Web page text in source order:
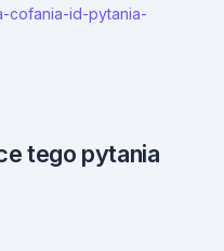
cofania-id-pytania-
tego pytania